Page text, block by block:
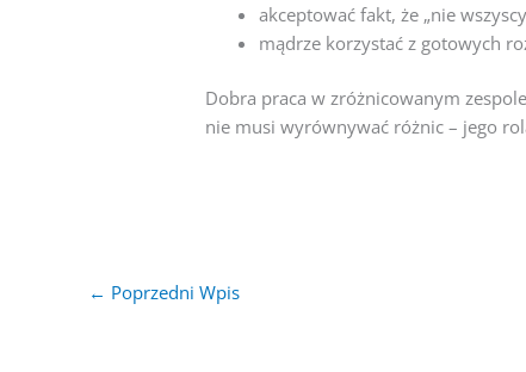
akceptować fakt, że „nie
mądrze korzystać z gotowych
Dobra praca w zróżnicowanym
nie musi wyrównywać różnic – jego
← Poprzedni Wpis